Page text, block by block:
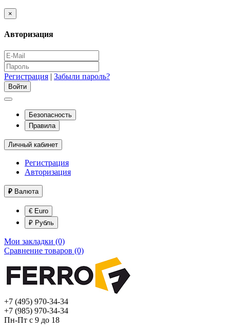
×
Авторизация
Регистрация | Забыли пароль?
Безопасность
Правила
Личный кабинет
Регистрация
Авторизация
₽ Валюта
€ Euro
₽ Рубль
Мои закладки (0)
Сравнение товаров (0)
+7 (495) 970-34-34
+7 (985) 970-34-34
Пн-Пт с 9 до 18